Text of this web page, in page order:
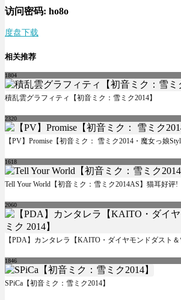
访问密码: ho8o
度盘下载
相关推荐
1804
積乱雲グラフィティ【初音ミク：雪ミク2014】
2320
【PV】Promise【初音ミク： 雪ミク2014・魔女っ娘
1618
Tell Your World【初音ミク：雪ミク2014AS】猫耳好评!
2060
【PDA】カンタレラ【KAITO・ダイヤモンドダスト＆
1846
SPiCa【初音ミク：雪ミク2014】